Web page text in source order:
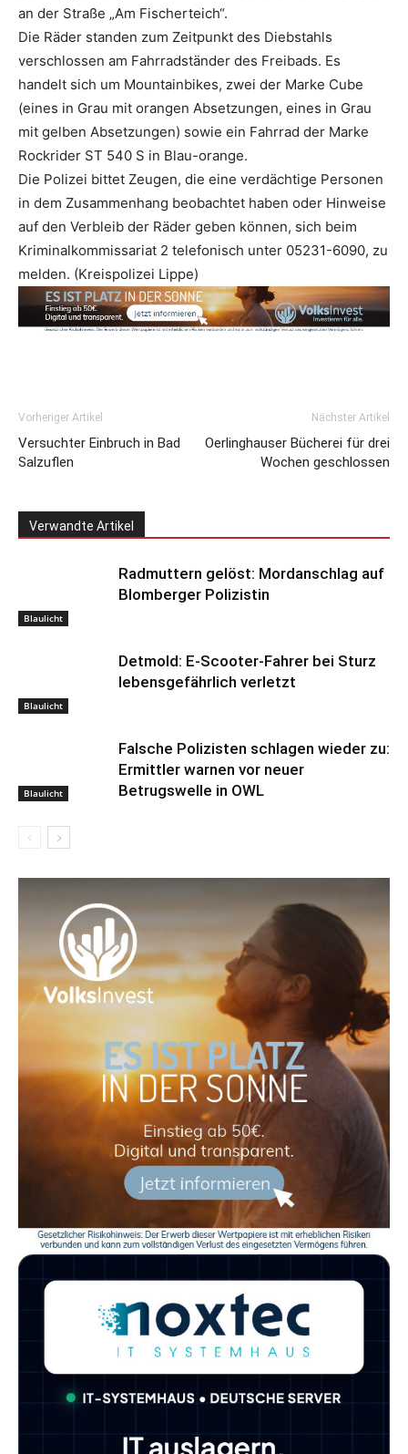
an der Straße „Am Fischerteich“.
Die Räder standen zum Zeitpunkt des Diebstahls
verschlossen am Fahrradständer des Freibads. Es
handelt sich um Mountainbikes, zwei der Marke Cube
(eines in Grau mit orangen Absetzungen, eines in Grau
mit gelben Absetzungen) sowie ein Fahrrad der Marke
Rockrider ST 540 S in Blau-orange.
Die Polizei bittet Zeugen, die eine verdächtige Personen
in dem Zusammenhang beobachtet haben oder Hinweise
auf den Verbleib der Räder geben können, sich beim
Kriminalkommissariat 2 telefonisch unter 05231-6090, zu
melden. (Kreispolizei Lippe)
Vorheriger Artikel
Versuchter Einbruch in Bad
Salzuflen
Nächster Artikel
Oerlinghauser Bücherei für drei
Wochen geschlossen
Verwandte Artikel
Blaulicht
Radmuttern gelöst: Mordanschlag auf
Blomberger Polizistin
Blaulicht
Detmold: E-Scooter-Fahrer bei Sturz
lebensgefährlich verletzt
Blaulicht
Falsche Polizisten schlagen wieder zu:
Ermittler warnen vor neuer
Betrugswelle in OWL